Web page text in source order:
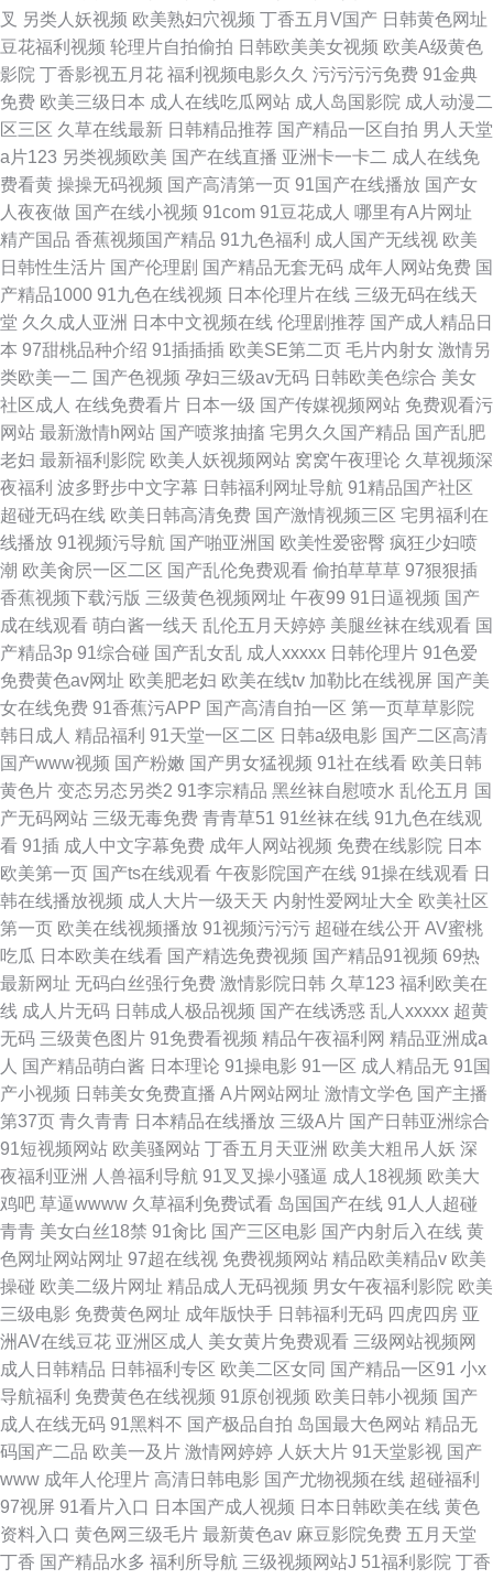
叉 另类人妖视频 欧美熟妇穴视频 丁香五月V国产 日韩黄色网址
豆花福利视频 轮理片自拍偷拍 日韩欧美美女视频 欧美A级黄色
影院 丁香影视五月花 福利视频电影久久 污污污污免费 91金典
免费 欧美三级日本 成人在线吃瓜网站 成人岛国影院 成人动漫二
区三区 久草在线最新 日韩精品推荐 国产精品一区自拍 男人天堂
a片123 另类视频欧美 国产在线直播 亚洲卡一卡二 成人在线免
费看黄 操操无码视频 国产高清第一页 91国产在线播放 国产女
人夜夜做 国产在线小视频 91com 91豆花成人 哪里有A片网址
精产国品 香蕉视频国产精品 91九色福利 成人国产无线视 欧美
日韩性生活片 国产伦理剧 国产精品无套无码 成年人网站免费 国
产精品1000 91九色在线视频 日本伦理片在线 三级无码在线天
堂 久久成人亚洲 日本中文视频在线 伦理剧推荐 国产成人精品日
本 97甜桃品种介绍 91插插插 欧美SE第二页 毛片内射女 激情另
类欧美一二 国产色视频 孕妇三级av无码 日韩欧美色综合 美女
社区成人 在线免费看片 日本一级 国产传媒视频网站 免费观看污
网站 最新激情h网站 国产喷浆抽搐 宅男久久国产精品 国产乱肥
老妇 最新福利影院 欧美人妖视频网站 窝窝午夜理论 久草视频深
夜福利 波多野步中文字幕 日韩福利网址导航 91精品国产社区
超碰无码在线 欧美日韩高清免费 国产激情视频三区 宅男福利在
线播放 91视频污导航 国产啪亚洲国 欧美性爱密臀 疯狂少妇喷
潮 欧美肏屄一区二区 国产乱伦免费观看 偷拍草草草 97狠狠插
香蕉视频下载污版 三级黄色视频网址 午夜99 91日逼视频 国产
成在线观看 萌白酱一线天 乱伦五月天婷婷 美腿丝袜在线观看 国
产精品3p 91综合碰 国产乱女乱 成人xxxxx 日韩伦理片 91色爱
免费黄色av网址 欧美肥老妇 欧美在线tv 加勒比在线视屏 国产美
女在线免费 91香蕉污APP 国产高清自拍一区 第一页草草影院
韩日成人 精品福利 91天堂一区二区 日韩a级电影 国产二区高清
国产www视频 国产粉嫩 国产男女猛视频 91社在线看 欧美日韩
黄色片 变态另态另类2 91李宗精品 黑丝袜自慰喷水 乱伦五月 国
产无码网站 三级无毒免费 青青草51 91丝袜在线 91九色在线观
看 91插 成人中文字幕免费 成年人网站视频 免费在线影院 日本
欧美第一页 国产ts在线观看 午夜影院国产在线 91操在线观看 日
韩在线播放视频 成人大片一级天天 内射性爱网址大全 欧美社区
第一页 欧美在线视频播放 91视频污污污 超碰在线公开 AV蜜桃
吃瓜 日本欧美在线看 国产精选免费视频 国产精品91视频 69热
最新网址 无码白丝强行免费 激情影院日韩 久草123 福利欧美在
线 成人片无码 日韩成人极品视频 国产在线诱惑 乱人xxxxx 超黄
无码 三级黄色图片 91免费看视频 精品午夜福利网 精品亚洲成a
人 国产精品萌白酱 日本理论 91操电影 91一区 成人精品无 91国
产小视频 日韩美女免费直播 A片网站网址 激情文学色 国产主播
第37页 青久青青 日本精品在线播放 三级A片 国产日韩亚洲综合
91短视频网站 欧美骚网站 丁香五月天亚洲 欧美大粗吊人妖 深
夜福利亚洲
人兽福利导航 91叉叉操小骚逼 成人18视频 欧美大
鸡吧 草逼wwww 久草福利免费试看 岛国国产在线 91人人超碰
青青 美女白丝18禁 91肏比 国产三区电影 国产内射后入在线 黄
色网址网站网址 97超在线视 免费视频网站 精品欧美精品v 欧美
操碰 欧美二级片网址 精品成人无码视频 男女午夜福利影院 欧美
三级电影 免费黄色网址 成年版快手 日韩福利无码 四虎四房 亚
洲AV在线豆花 亚洲区成人 美女黄片免费观看 三级网站视频网
成人日韩精品 日韩福利专区 欧美二区女同 国产精品一区91 小x
导航福利 免费黄色在线视频 91原创视频 欧美日韩小视频 国产
成人在线无码 91黑料不 国产极品自拍 岛国最大色网站 精品无
码国产二品 欧美一及片 激情网婷婷 人妖大片 91天堂影视 国产
www 成年人伦理片 高清日韩电影 国产尤物视频在线 超碰福利
97视屏 91看片入口 日本国产成人视频 日本日韩欧美在线 黄色
资料入口 黄色网三级毛片 最新黄色av 麻豆影院免费 五月天堂
丁香 国产精品水多 福利所导航 三级视频网站J 51福利影院 丁香